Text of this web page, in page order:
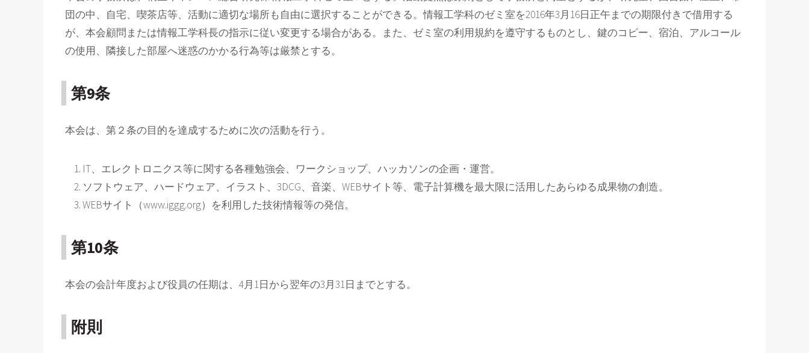
団の中、自宅、喫茶店等、活動に適切な場所も自由に選択することができる。情報工学科のゼミ室を2016年3月16日正午までの期限付きで借用する
が、本会顧問または情報工学科長の指示に従い変更する場合がある。また、ゼミ室の利用規約を遵守するものとし、鍵のコピー、宿泊、アルコール
の使用、隣接した部屋へ迷惑のかかる行為等は厳禁とする。
第9条
本会は、第２条の目的を達成するために次の活動を行う。
IT、エレクトロニクス等に関する各種勉強会、ワークショップ、ハッカソンの企画・運営。
ソフトウェア、ハードウェア、イラスト、3DCG、音楽、WEBサイト等、電子計算機を最大限に活用したあらゆる成果物の創造。
WEBサイト（www.iggg.org）を利用した技術情報等の発信。
第10条
本会の会計年度および役員の任期は、4月1日から翌年の3月31日までとする。
附則